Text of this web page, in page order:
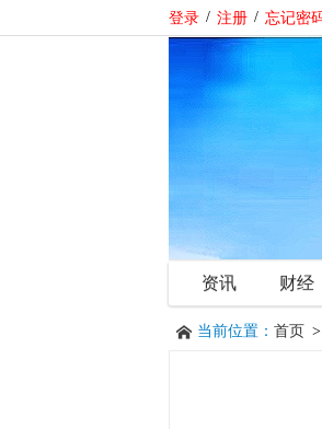
登录 / 注册 / 忘记密
资讯 财经
当前位置： 首页 >